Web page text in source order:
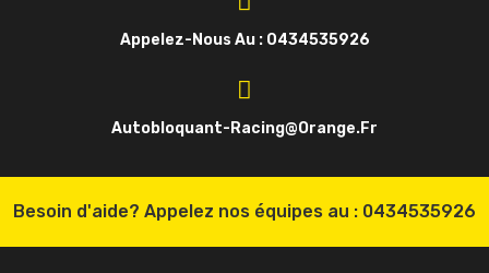
Appelez-Nous Au : 0434535926
Autobloquant-Racing@orange.fr
Besoin d'aide? Appelez nos équipes au : 0434535926